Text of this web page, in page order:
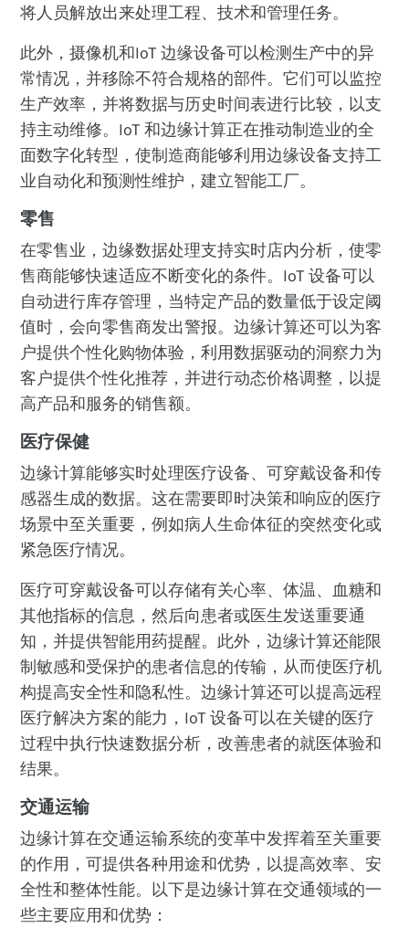
将人员解放出来处理工程、技术和管理任务。
此外，摄像机和IoT 边缘设备可以检测生产中的异
常情况，并移除不符合规格的部件。它们可以监控
生产效率，并将数据与历史时间表进行比较，以支
持主动维修。IoT 和边缘计算正在推动制造业的全
面数字化转型，使制造商能够利用边缘设备支持工
业自动化和预测性维护，建立智能工厂。
零售
在零售业，边缘数据处理支持实时店内分析，使零
售商能够快速适应不断变化的条件。IoT 设备可以
自动进行库存管理，当特定产品的数量低于设定阈
值时，会向零售商发出警报。边缘计算还可以为客
户提供个性化购物体验，利用数据驱动的洞察力为
客户提供个性化推荐，并进行动态价格调整，以提
高产品和服务的销售额。
医疗保健
边缘计算能够实时处理医疗设备、可穿戴设备和传
感器生成的数据。这在需要即时决策和响应的医疗
场景中至关重要，例如病人生命体征的突然变化或
紧急医疗情况。
医疗可穿戴设备可以存储有关心率、体温、血糖和
其他指标的信息，然后向患者或医生发送重要通
知，并提供智能用药提醒。此外，边缘计算还能限
制敏感和受保护的患者信息的传输，从而使医疗机
构提高安全性和隐私性。边缘计算还可以提高远程
医疗解决方案的能力，IoT 设备可以在关键的医疗
过程中执行快速数据分析，改善患者的就医体验和
结果。
交通运输
边缘计算在交通运输系统的变革中发挥着至关重要
的作用，可提供各种用途和优势，以提高效率、安
全性和整体性能。以下是边缘计算在交通领域的一
些主要应用和优势：